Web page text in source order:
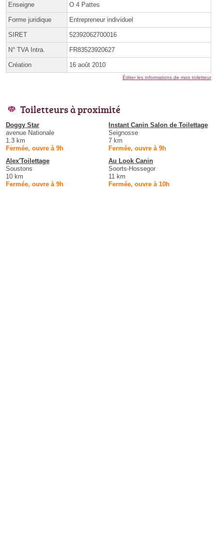
Enseigne O 4 Pattes
Forme juridique Entrepreneur individuel
SIRET 52392062700016
N° TVA Intra. FR83523920627
Création 16 août 2010
Éditer les informations de mon toiletteur
Toiletteurs à proximité
Doggy Star
avenue Nationale
1.3 km
Fermée, ouvre à 9h
Instant Canin Salon de Toilettage
Seignosse
7 km
Fermée, ouvre à 9h
Alex'Toilettage
Soustons
10 km
Fermée, ouvre à 9h
Au Look Canin
Soorts-Hossegor
11 km
Fermée, ouvre à 10h